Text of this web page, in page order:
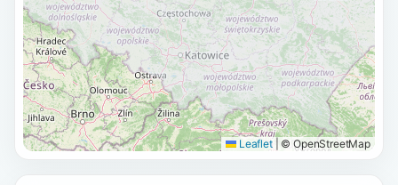
Leaflet © OpenStreetMap